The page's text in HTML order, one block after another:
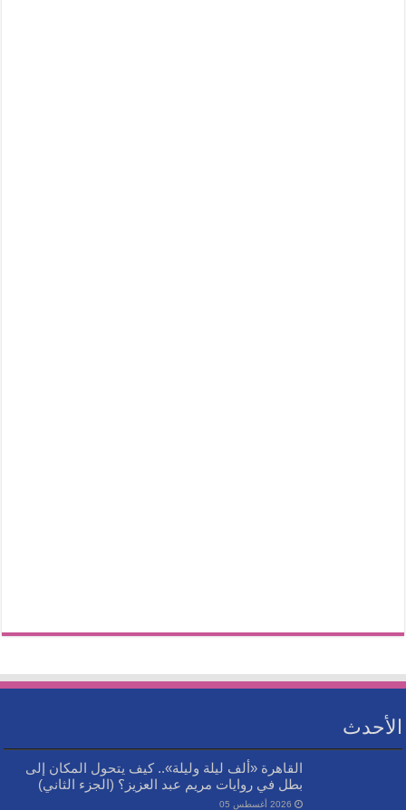
الأحدث
القاهرة «ألف ليلة وليلة».. كيف يتحول المكان إلى
بطل في روايات مريم عبد العزيز؟ (الجزء الثاني)
2026 أغسطس 05